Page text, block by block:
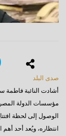
صدى البلد
أشادت النائبة فاطمة
مؤسسات الدولة
الوصول إلى لحظة
انتظاره، ويُعد أحد